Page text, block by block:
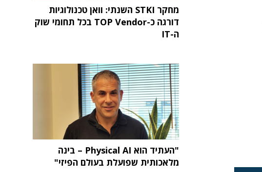
מחקר STKI השנתי: וואן טכנולוגיות
דורגה כ-TOP Vendor בכל תחומי שוק
ה-IT
"העתיד הוא Physical AI – בינה
מלאכותית שפועלת בעולם הפיזי"